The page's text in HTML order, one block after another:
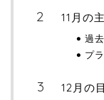
11月の
過
プ
12月の